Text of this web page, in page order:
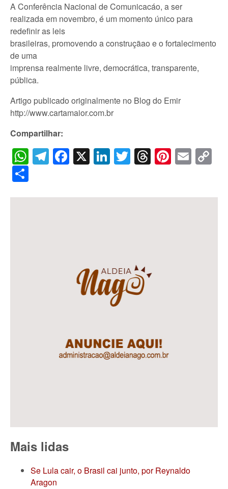
A Conferência Nacional de Comunicacáo, a ser
realizada em novembro, é um momento único para
redefinir as leis
brasileiras, promovendo a construçãao e o fortalecimento
de uma
imprensa realmente livre, democrática, transparente,
pública.
Artigo publicado originalmente no Blog do Emir
http://www.cartamaior.com.br
Compartilhar:
WhatsApp
Telegram
Facebook
X LinkedIn
Twitter
Threads
Mais lidas
Se Lula cair, o Brasil cai junto, por Reynaldo
Aragon